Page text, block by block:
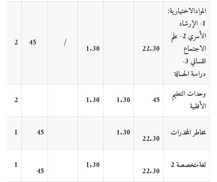
الموادالاختيارية:
1- الإرشاد
الأسري 2- علم
الاجتماع
اللساني 3-
دراسة الحــالة
22.30
1.30
/
45
2
وحدات التعليم
الأفقية
45
1.30
1.30
2
مخاطر المخدرات 22.30
1.30
45
1
لغةمتخصصة 2 22.30
1.30
45
1